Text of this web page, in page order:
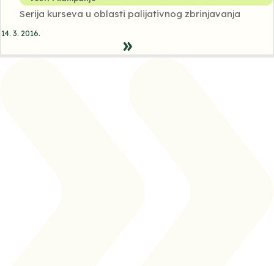
Serija kurseva u oblasti palijativnog zbrinjavanja
14. 3. 2016.